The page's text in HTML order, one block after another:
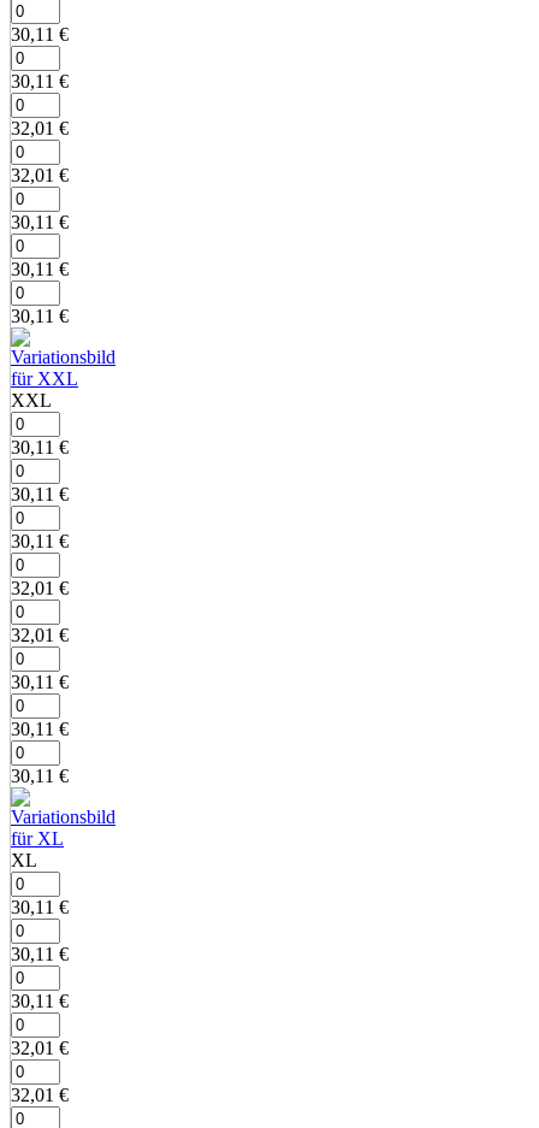
30,11 €
30,11 €
32,01 €
32,01 €
30,11 €
30,11 €
30,11 €
XXL
30,11 €
30,11 €
30,11 €
32,01 €
32,01 €
30,11 €
30,11 €
30,11 €
XL
30,11 €
30,11 €
30,11 €
32,01 €
32,01 €